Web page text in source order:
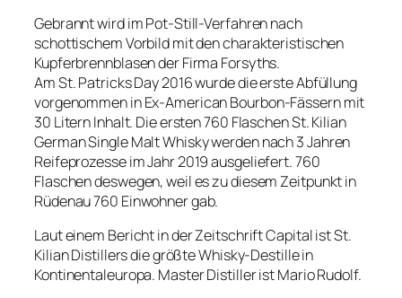
Gebrannt wird im Pot-Still-Verfahren nach
schottischem Vorbild mit den charakteristischen
Kupferbrennblasen der Firma Forsyths.
Am St. Patricks Day 2016 wurde die erste Abfüllung
vorgenommen in Ex-American Bourbon-Fässern mit
30 Litern Inhalt. Die ersten 760 Flaschen St. Kilian
German Single Malt Whisky werden nach 3 Jahren
Reifeprozesse im Jahr 2019 ausgeliefert. 760
Flaschen deswegen, weil es zu diesem Zeitpunkt in
Rüdenau 760 Einwohner gab.
Laut einem Bericht in der Zeitschrift Capital ist St.
Kilian Distillers die größte Whisky-Destille in
Kontinentaleuropa. Master Distiller ist Mario Rudolf.